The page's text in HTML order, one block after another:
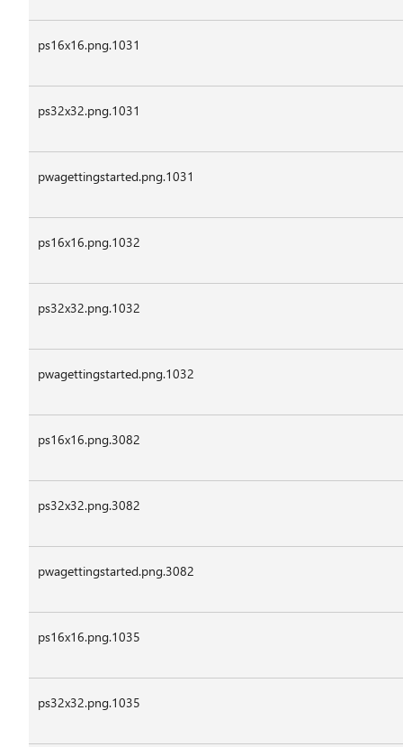
ps16x16.png.1031
ps32x32.png.1031
pwagettingstarted.png.1031
ps16x16.png.1032
ps32x32.png.1032
pwagettingstarted.png.1032
ps16x16.png.3082
ps32x32.png.3082
pwagettingstarted.png.3082
ps16x16.png.1035
ps32x32.png.1035